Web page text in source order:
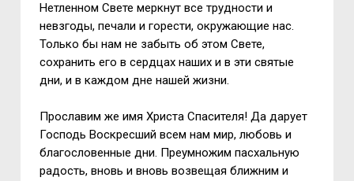
Нетленном Свете меркнут все трудности и
невзгоды, печали и горести, окружающие нас.
Только бы нам не забыть об этом Свете,
сохранить его в сердцах наших и в эти святые
дни, и в каждом дне нашей жизни.
Прославим же имя Христа Спасителя! Да дарует
Господь Воскресший всем нам мир, любовь и
благословенные дни. Преумножим пасхальную
радость, вновь и вновь возвещая ближним и